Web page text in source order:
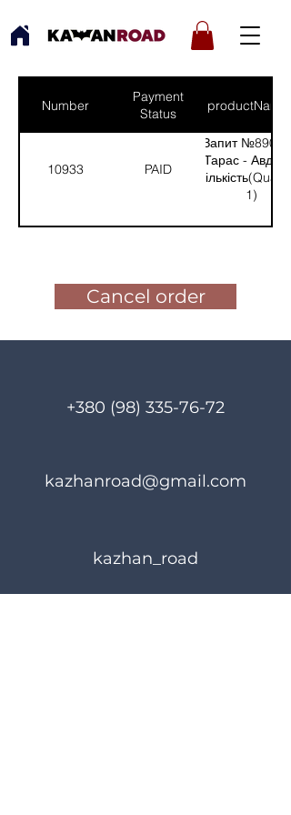
Number
Payment
Status
productNames
10933 PAID
Запит №890 від:
Тарас - Авдіївка
1)
Cancel order
+380 (98) 335-76-72
kazhanroad@gmail.com
kazhan_road